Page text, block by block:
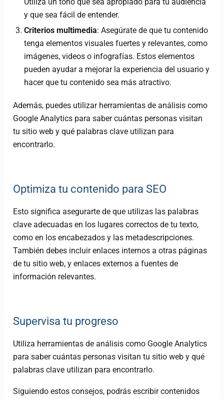
y que sea fácil de entender.
Criterios multimedia: Asegúrate de que tu contenido
tenga elementos visuales fuertes y relevantes, como
imágenes, videos o infografías. Estos elementos
pueden ayudar a mejorar la experiencia del usuario y
hacer que tu contenido sea más atractivo.
Además, puedes utilizar herramientas de análisis como
Google Analytics para saber cuántas personas visitan
tu sitio web y qué palabras clave utilizan para
encontrarlo.
Optimiza tu contenido para SEO
Esto significa asegurarte de que utilizas las palabras
clave adecuadas en los lugares correctos de tu texto,
como en los encabezados y las metadescripciones.
También debes incluir enlaces internos a otras páginas
de tu sitio web, y enlaces externos a fuentes de
información relevantes.
Supervisa tu progreso
Utiliza herramientas de análisis como Google Analytics
para saber cuántas personas visitan tu sitio web y qué
palabras clave utilizan para encontrarlo.
Siguiendo estos consejos, podrás escribir contenidos